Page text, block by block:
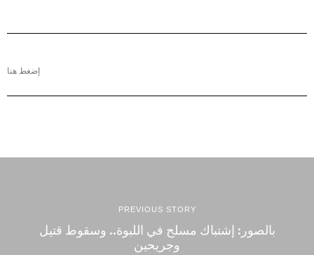
إضغط هنا
PREVIOUS STORY
بالصور: إشتباك مسلح في اللبوة.. وسقوط قتيل
وجريحين